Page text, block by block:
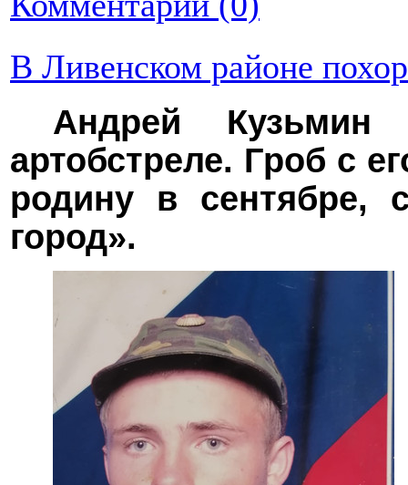
В Ливенском районе
Андрей
артобстреле. Гроб с
родину в сентябре,
город».